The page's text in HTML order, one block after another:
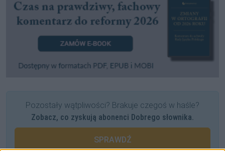
Pozostały wątpliwości? Brakuje czegoś w haśle?
Zobacz, co zyskują abonenci Dobrego słownika.
SPRAWDŹ